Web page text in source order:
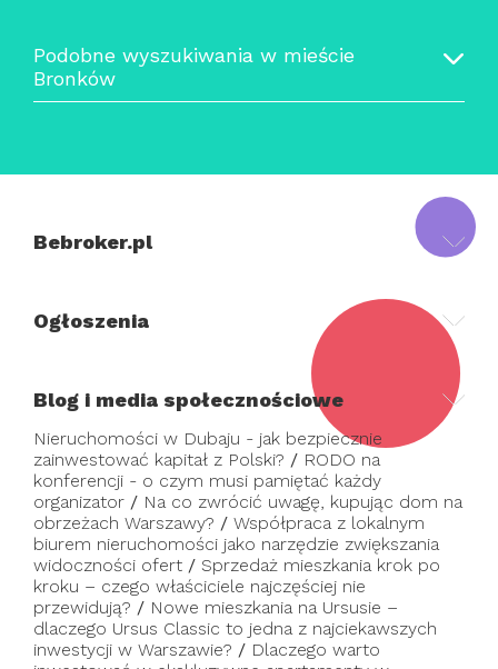
Podobne wyszukiwania w mieście
Bronków
Bebroker.pl
Ogłoszenia
Blog i media społecznościowe
Nieruchomości w Dubaju - jak bezpiecznie
zainwestować kapitał z Polski? / RODO na
konferencji - o czym musi pamiętać każdy
organizator / Na co zwrócić uwagę, kupując dom na
obrzeżach Warszawy? / Współpraca z lokalnym
biurem nieruchomości jako narzędzie zwiększania
widoczności ofert / Sprzedaż mieszkania krok po
kroku – czego właściciele najczęściej nie
przewidują? / Nowe mieszkania na Ursusie –
dlaczego Ursus Classic to jedna z najciekawszych
inwestycji w Warszawie? / Dlaczego warto